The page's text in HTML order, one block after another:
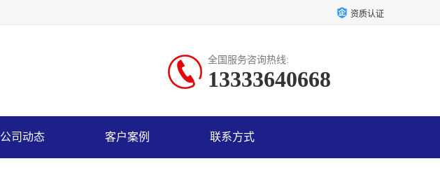
资质认证
全国服务咨询热线:
13333640668
公司动态 客户案例 联系方式